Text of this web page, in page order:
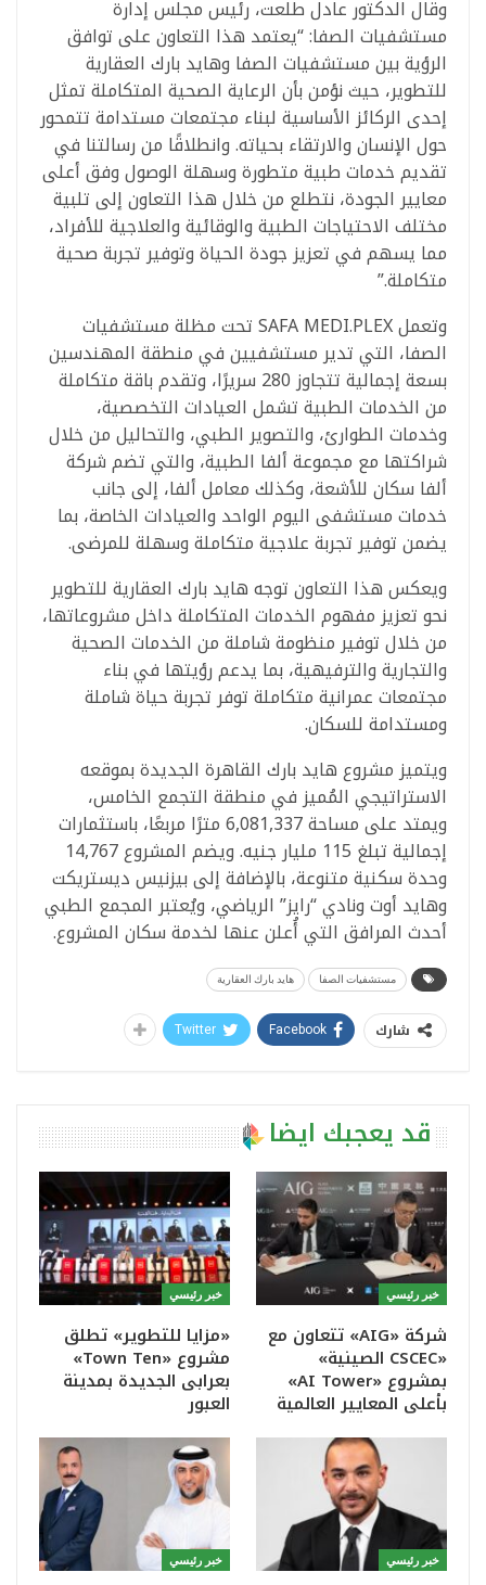
وقال الدكتور عادل طلعت، رئيس مجلس إدارة
مستشفيات الصفا: “يعتمد هذا التعاون على توافق
الرؤية بين مستشفيات الصفا وهايد بارك العقارية
للتطوير، حيث نؤمن بأن الرعاية الصحية المتكاملة تمثل
إحدى الركائز الأساسية لبناء مجتمعات مستدامة تتمحور
حول الإنسان والارتقاء بحياته. وانطلاقًا من رسالتنا في
تقديم خدمات طبية متطورة وسهلة الوصول وفق أعلى
معايير الجودة، نتطلع من خلال هذا التعاون إلى تلبية
مختلف الاحتياجات الطبية والوقائية والعلاجية للأفراد،
مما يسهم في تعزيز جودة الحياة وتوفير تجربة صحية
متكاملة.”
وتعمل SAFA MEDI.PLEX تحت مظلة مستشفيات
الصفا، التي تدير مستشفيين في منطقة المهندسين
بسعة إجمالية تتجاوز 280 سريرًا، وتقدم باقة متكاملة
من الخدمات الطبية تشمل العيادات التخصصية،
وخدمات الطوارئ، والتصوير الطبي، والتحاليل من خلال
شراكتها مع مجموعة ألفا الطبية، والتي تضم شركة
ألفا سكان للأشعة، وكذلك معامل ألفا، إلى جانب
خدمات مستشفى اليوم الواحد والعيادات الخاصة، بما
يضمن توفير تجربة علاجية متكاملة وسهلة للمرضى.
ويعكس هذا التعاون توجه هايد بارك العقارية للتطوير
نحو تعزيز مفهوم الخدمات المتكاملة داخل مشروعاتها،
من خلال توفير منظومة شاملة من الخدمات الصحية
والتجارية والترفيهية، بما يدعم رؤيتها في بناء
مجتمعات عمرانية متكاملة توفر تجربة حياة شاملة
ومستدامة للسكان.
ويتميز مشروع هايد بارك القاهرة الجديدة بموقعه
الاستراتيجي المُميز في منطقة التجمع الخامس،
ويمتد على مساحة 6,081,337 مترًا مربعًا، باستثمارات
إجمالية تبلغ 115 مليار جنيه. ويضم المشروع 14,767
وحدة سكنية متنوعة، بالإضافة إلى بيزنيس ديستريكت
وهايد أوت ونادي “رايز” الرياضي، ويُعتبر المجمع الطبي
أحدث المرافق التي أُعلن عنها لخدمة سكان المشروع.
مستشفيات الصفا هايد بارك العقارية
شارك Facebook
Twitter
قد يعجبك ايضا
خبر رئيسي
شركة «AIG» تتعاون مع
«CSCEC الصينية»
بمشروع «AI Tower»
بأعلى المعايير العالمية
خبر رئيسي
«مزايا للتطوير» تطلق
مشروع «Town Ten»
بعرابى الجديدة بمدينة
العبور
خبر رئيسي خبر رئيسي